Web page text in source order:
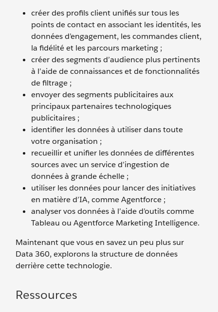
créer des profils client unifiés sur tous les
points de contact en associant les identités, les
données d’engagement, les commandes client,
la fidélité et les parcours marketing ;
créer des segments d’audience plus pertinents
à l’aide de connaissances et de fonctionnalités
de filtrage ;
envoyer des segments publicitaires aux
principaux partenaires technologiques
publicitaires ;
identifier les données à utiliser dans toute
votre organisation ;
recueillir et unifier les données de différentes
sources avec un service d’ingestion de
données à grande échelle ;
utiliser les données pour lancer des initiatives
en matière d’IA, comme Agentforce ;
analyser vos données à l’aide d’outils comme
Tableau ou Agentforce Marketing Intelligence.
Maintenant que vous en savez un peu plus sur
Data 360, explorons la structure de données
derrière cette technologie.
Ressources